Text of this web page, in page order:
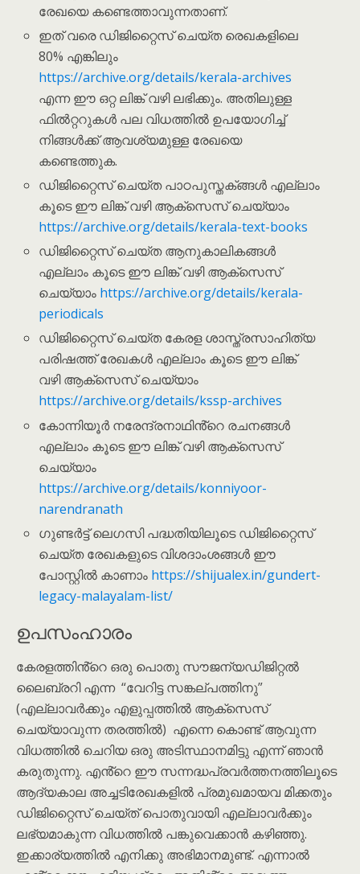
രേഖയെ കണ്ടെത്താവുന്നതാണ്.
ഇത് വരെ ഡിജിറ്റൈസ് ചെയ്ത രെഖകളിലെ
80% എങ്കിലും
https://archive.org/details/kerala-archives
എന്ന ഈ ഒറ്റ ലിങ്ക് വഴി ലഭിക്കും. അതിലുള്ള
ഫിൽറ്ററുകൾ പല വിധത്തിൽ ഉപയോഗിച്ച്
നിങ്ങൾക്ക് ആവശ്യമുള്ള രേഖയെ
കണ്ടെത്തുക.
ഡിജിറ്റൈസ് ചെയ്ത പാഠപുസ്തക്ങ്ങൾ എല്ലാം
കൂടെ ഈ ലിങ്ക് വഴി ആക്സെസ് ചെയ്യാം
https://archive.org/details/kerala-text-books
ഡിജിറ്റൈസ് ചെയ്ത ആനുകാലികങ്ങൾ
എല്ലാം കൂടെ ഈ ലിങ്ക് വഴി ആക്സെസ്
ചെയ്യാം https://archive.org/details/kerala-
periodicals
ഡിജിറ്റൈസ് ചെയ്ത കേരള ശാസ്ത്രസാഹിത്യ
പരിഷത്ത് രേഖകൾ എല്ലാം കൂടെ ഈ ലിങ്ക്
വഴി ആക്സെസ് ചെയ്യാം
https://archive.org/details/kssp-archives
കോന്നിയൂർ നരേന്ദ്രനാഥിൻ്റെ രചനങ്ങൾ
എല്ലാം കൂടെ ഈ ലിങ്ക് വഴി ആക്സെസ്
ചെയ്യാം
https://archive.org/details/konniyoor-
narendranath
ഗുണ്ടർട്ട് ലെഗസി പദ്ധതിയിലൂടെ ഡിജിറ്റൈസ്
ചെയ്ത രേഖകളുടെ വിശദാംശങ്ങൾ ഈ
പോസ്റ്റിൽ കാണാം https://shijualex.in/gundert-
legacy-malayalam-list/
ഉപസംഹാരം
കേരളത്തിൻ്റെ ഒരു പൊതു സൗജന്യഡിജിറ്റൽ
ലൈബ്രറി എന്ന “വേറിട്ട സങ്കല്പത്തിനു”
(എല്ലാവർക്കും എളുപ്പത്തിൽ ആക്സെസ്
ചെയ്യാവുന്ന തരത്തിൽ) എന്നെ കൊണ്ട് ആവുന്ന
വിധത്തിൽ ചെറിയ ഒരു അടിസ്ഥാനമിട്ടു എന്ന് ഞാൻ
കരുതുന്നു. എൻ്റെ ഈ സന്നദ്ധപ്രവർത്തനത്തിലൂടെ
ആദ്യകാല അച്ചടിരേഖകളിൽ പ്രമുഖമായവ മിക്കതും
ഡിജിറ്റൈസ് ചെയ്ത് പൊതുവായി എല്ലാവർക്കും
ലഭ്യമാകുന്ന വിധത്തിൽ പങ്കുവെക്കാൻ കഴിഞ്ഞു.
ഇക്കാര്യത്തിൽ എനിക്കു അഭിമാനമുണ്ട്. എന്നാൽ